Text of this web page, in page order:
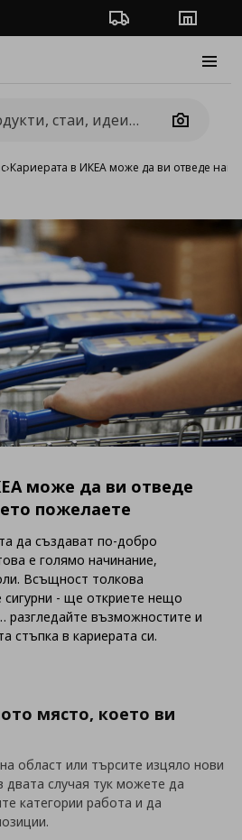
Проследяване на
Camera
›Кариерата в ИКЕА може да ви отведе
може да ви отведе
пожелаете
да създават по-добро
е голямо начинание,
Всъщност толкова
сигурни - ще откриете нещо
разгледайте възможностите и
стъпка в кариерата си.
място, което ви
област или търсите изцяло нови
двата случая тук можете да
категории работа и да